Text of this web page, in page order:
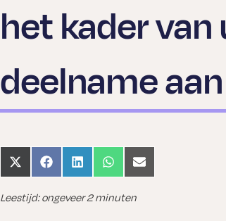
het kader van
deelname
Share
on
(Twitter)
Share
on
Share
on
Share
on
Share
on
Leestijd: ongeveer 2 minuten